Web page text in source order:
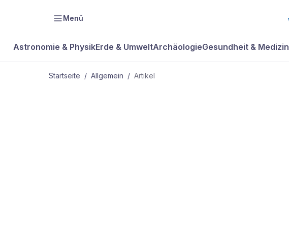
Menü
Astronomie & PhysikErde & UmweltArchäologieGesundheit & Medizin
Startseite / Allgemein / Artikel